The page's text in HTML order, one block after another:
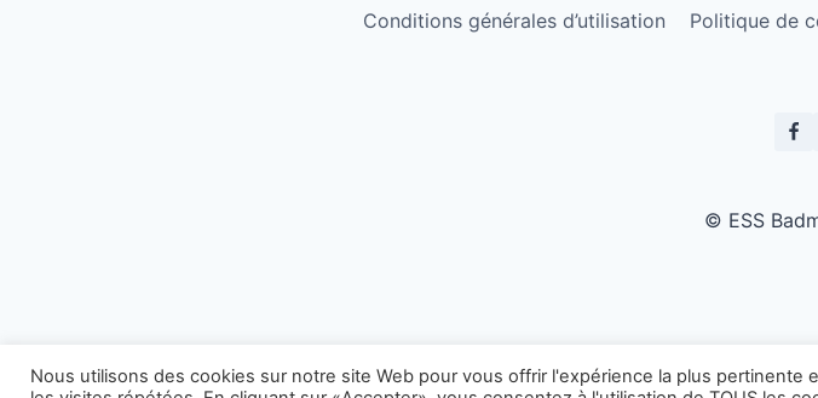
Conditions générales d’utilisation Politique de
© ESS
Nous utilisons des cookies sur notre site Web pour vous offrir l'expérience la plus pertinente